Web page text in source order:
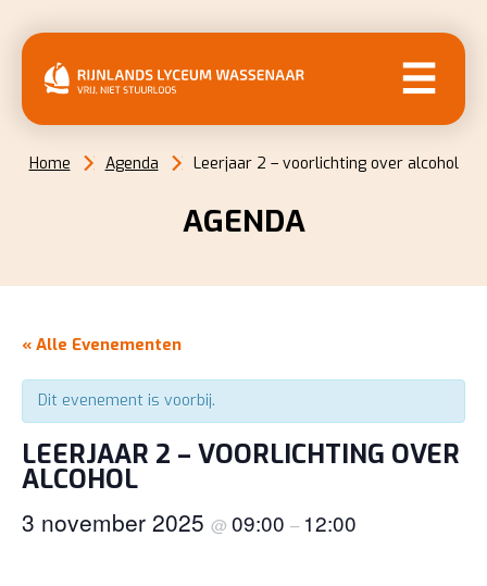
Home Agenda Leerjaar 2 – voorlichting over alcohol
AGENDA
« Alle Evenementen
Dit evenement is voorbij.
LEERJAAR 2 – VOORLICHTING OVER
ALCOHOL
3 november 2025 @ 09:00 – 12:00